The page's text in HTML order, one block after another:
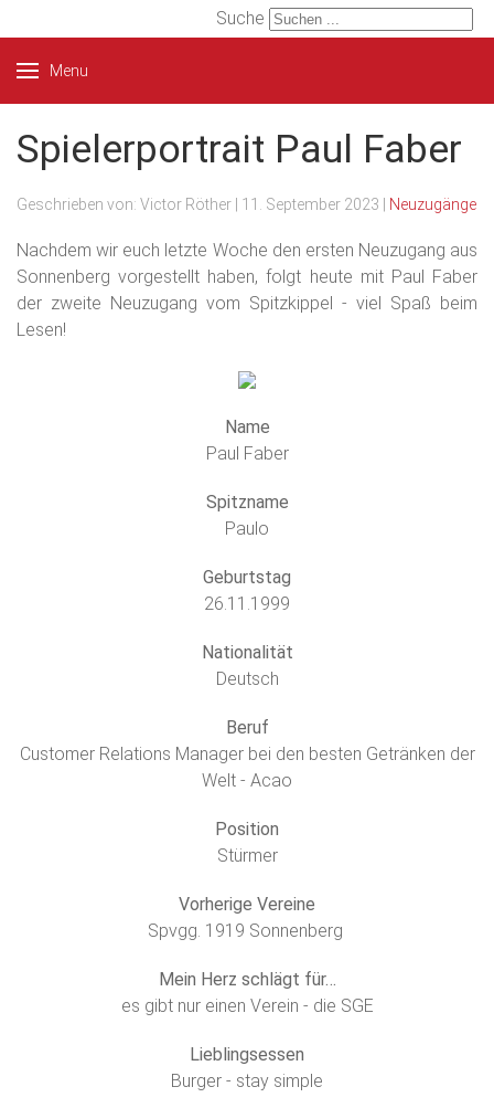
Suche
Menu
Spielerportrait Paul Faber
Geschrieben von: Victor Röther 11. September 2023 Neuzugänge
Nachdem wir euch letzte Woche den ersten Neuzugang aus
Sonnenberg vorgestellt haben, folgt heute mit Paul Faber
der zweite Neuzugang vom Spitzkippel - viel Spaß beim
Lesen!
Name
Paul Faber
Spitzname
Paulo
Geburtstag
26.11.1999
Nationalität
Deutsch
Beruf
Customer Relations Manager bei den besten Getränken der
Welt - Acao
Position
Stürmer
Vorherige Vereine
Spvgg. 1919 Sonnenberg
Mein Herz schlägt für…
es gibt nur einen Verein - die SGE
Lieblingsessen
Burger - stay simple